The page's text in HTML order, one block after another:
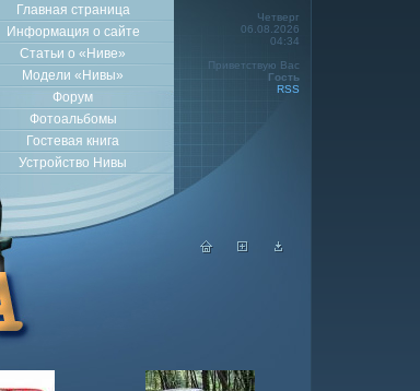
Главная страница
Информация о сайте
Статьи о «Ниве»
Модели «Нивы»
Форум
Фотоальбомы
Гостевая книга
Устройство Нивы
Четверг
06.08.2026
04:34
Приветствую Вас
Гость
RSS